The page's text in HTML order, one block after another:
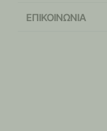
ΕΠΙΚΟΙΝΩΝΙΑ